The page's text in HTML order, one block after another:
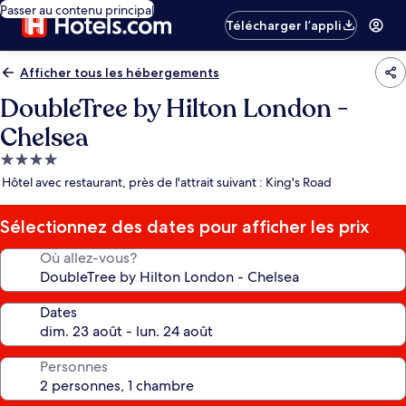
Passer au contenu principal
Télécharger l’appli
Afficher tous les hébergements
DoubleTree by Hilton London -
Chelsea
Hébergement
4.0 étoiles
Hôtel avec restaurant, près de l'attrait suivant : King's Road
Sélectionnez des dates pour afficher les prix
Où allez-vous?
Dates
Personnes